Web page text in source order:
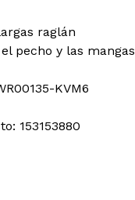
raglán
pecho y las mangas
KVM6
153153880